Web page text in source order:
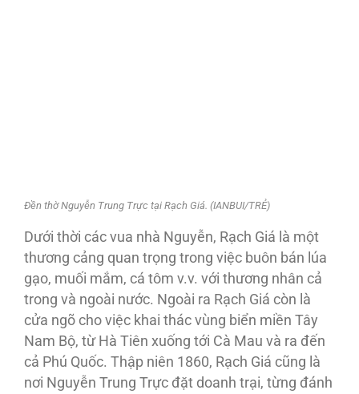
Đền thờ Nguyễn Trung Trực tại Rạch Giá. (IANBUI/TRẺ)
Dưới thời các vua nhà Nguyễn, Rạch Giá là một
thương cảng quan trọng trong việc buôn bán lúa
gạo, muối mắm, cá tôm v.v. với thương nhân cả
trong và ngoài nước. Ngoài ra Rạch Giá còn là
cửa ngõ cho việc khai thác vùng biển miền Tây
Nam Bộ, từ Hà Tiên xuống tới Cà Mau và ra đến
cả Phú Quốc. Thập niên 1860, Rạch Giá cũng là
nơi Nguyễn Trung Trực đặt doanh trại, từng đánh